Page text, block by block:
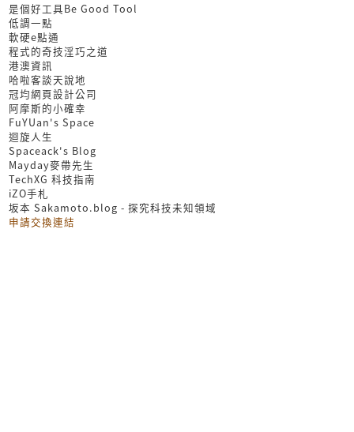
是個好工具Be Good Tool
低調一點
軟硬e點通
程式的奇技淫巧之道
港澳資訊
哈啦客談天說地
冠均網頁設計公司
阿摩斯的小確幸
FuYUan's Space
迴旋人生
Spaceack's Blog
Mayday麥帶先生
TechXG 科技指南
iZO手札
坂本 Sakamoto.blog - 探究科技未知領域
申請交換連結